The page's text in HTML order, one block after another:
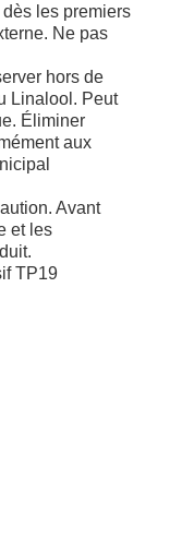
les premiers
Ne pas
hors de
Linalool. Peut
Éliminer
aux
Avant
et les
TP19